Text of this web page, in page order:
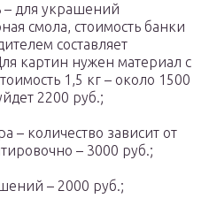
– для украшений
смола, стоимость банки
составляет
картин нужен материал с
1,5 кг – около 1500
2200 руб.;
– количество зависит от
– 3000 руб.;
– 2000 руб.;